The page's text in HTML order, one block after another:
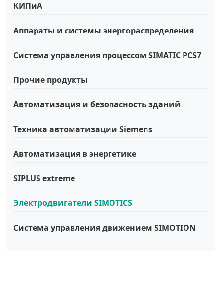
КИПиА
Аппараты и системы энергораспределения
Система управления процессом SIMATIC PCS7
Прочие продукты
Автоматизация и безопасность зданий
Техника автоматизации Siemens
Автоматизация в энергетике
SIPLUS extreme
Электродвигатели SIMOTICS
Система управления движением SIMOTION